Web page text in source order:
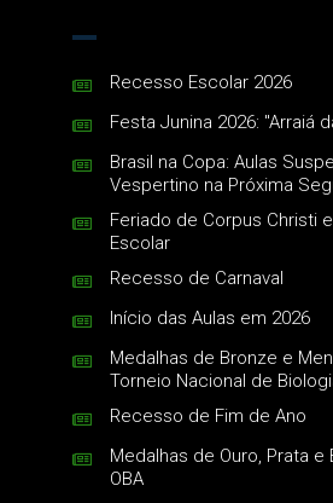
Recesso Escolar 2026
Festa Junina 2026: "Arraiá
Brasil na Copa: Aulas
Vespertino na Próxima
Feriado de Corpus Christi
Escolar
Recesso de Carnaval
Início das Aulas em 2026
Medalhas de Bronze e
Torneio Nacional de
Recesso de Fim de Ano
Medalhas de Ouro, Prata e
OBA